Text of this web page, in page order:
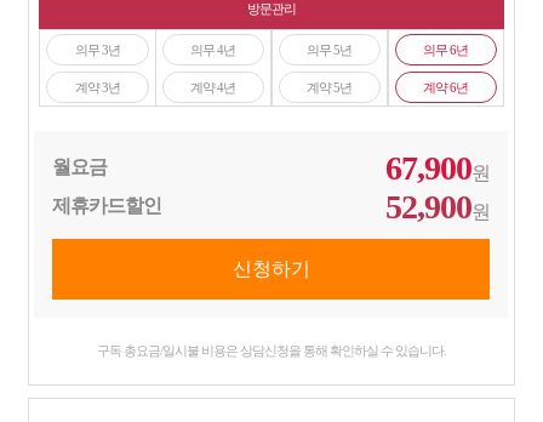
방문관리
의무 3년
계약 3년
의무 4년
계약 4년
의무 5년
계약 5년
의무 6년
계약 6년
월요금 67,900원
제휴카드할인
52,900원
구독 총요금/일시불 비용은 상담신청을 통해 확인하실 수 있습니다.